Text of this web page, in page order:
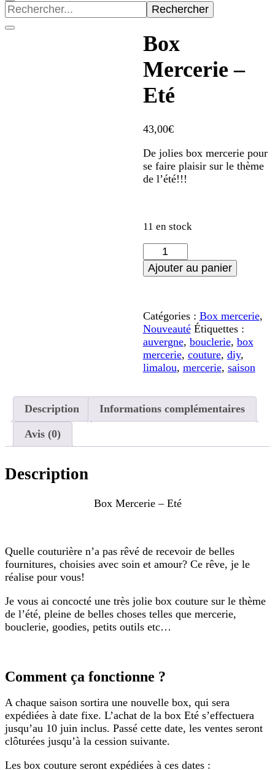
Recherche
pour
:
Box
Mercerie –
Eté
43,00€
De jolies box mercerie pour
se faire plaisir sur le thème
de l’été!!!
11 en stock
quantité
de
Box
Eté
Ajouter au panier
Catégories : Box mercerie,
Nouveauté Étiquettes :
auvergne, bouclerie, box
mercerie, couture, diy,
limalou, mercerie, saison
Description Informations complémentaires
Avis (0)
Description
Box Mercerie – Eté
Quelle couturière n’a pas rêvé de recevoir de belles
fournitures, choisies avec soin et amour? Ce rêve, je le
réalise pour vous!
Je vous ai concocté une très jolie box couture sur le thème
de l’été, pleine de belles choses telles que mercerie,
bouclerie, goodies, petits outils etc…
Comment ça fonctionne ?
A chaque saison sortira une nouvelle box, qui sera
expédiées à date fixe. L’achat de la box Eté s’effectuera
jusqu’au 10 juin inclus. Passé cette date, les ventes seront
clôturées jusqu’à la cession suivante.
Les box couture seront expédiées à ces dates :